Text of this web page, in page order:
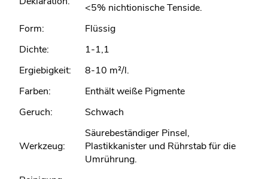
<5% nichtionische Tenside.
Form:
Flüssig
Dichte:
1-1,1
Ergiebigkeit:
8-10 m²/l.
Farben:
Enthält weiße Pigmente
Geruch:
Schwach
Werkzeug:
Säurebeständiger Pinsel,
Plastikkanister und Rührstab für die
Umrührung.